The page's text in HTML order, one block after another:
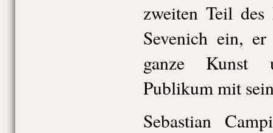
zweiten Teil des
Sevenich ein,
ganze Kunst
Publikum mit
Sebastian